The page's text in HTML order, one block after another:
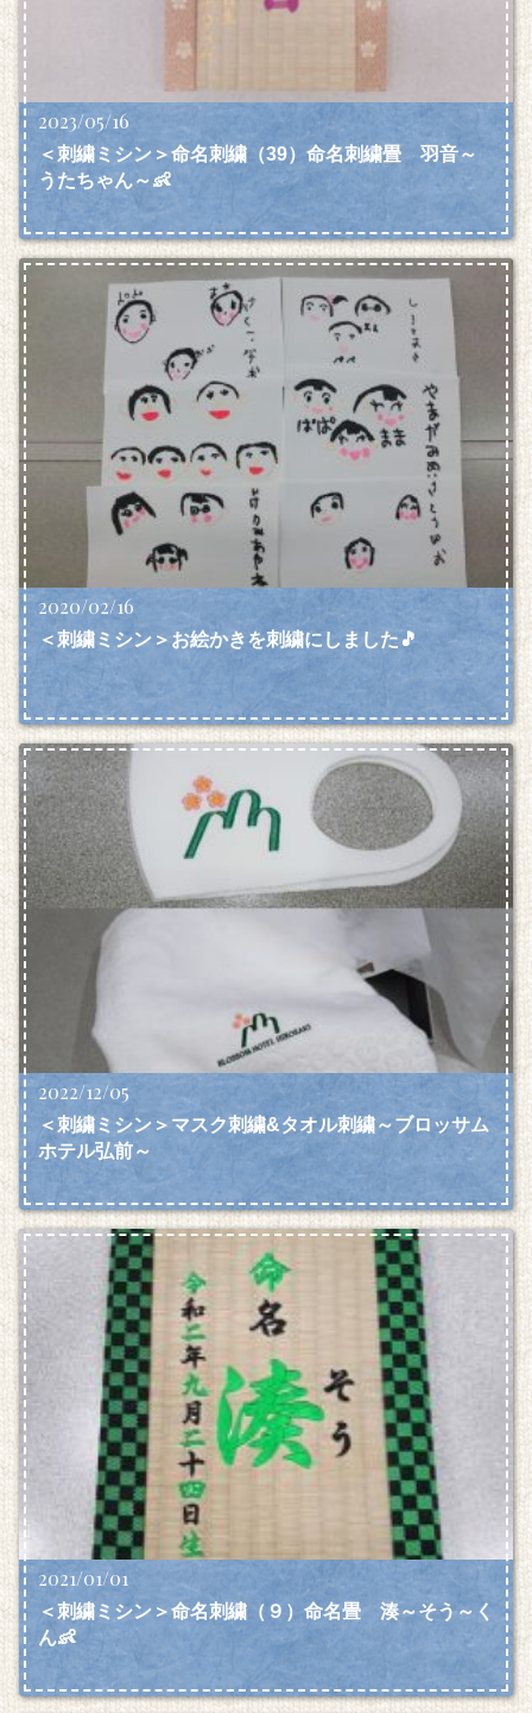
2023/05/16
＜刺繍ミシン＞命名刺繍（39）命名刺繍畳 羽音～
うたちゃん～👶
2020/02/16
＜刺繍ミシン＞お絵かきを刺繍にしました🎵
2022/12/05
＜刺繍ミシン＞マスク刺繍&タオル刺繍～ブロッサム
ホテル弘前～
2021/01/01
＜刺繍ミシン＞命名刺繍（９）命名畳 湊～そう～く
ん👶